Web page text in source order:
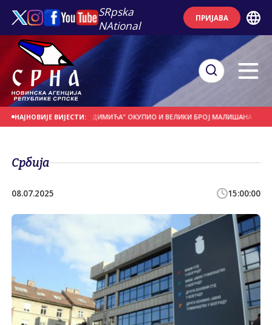
SRpska
NAtional
ПРИЈАВА
НАЈНОВИЈЕ ВИЈЕСТИ:
"ВИТЕЗОВИ ТВРДИМИЋА" ОКУПИО И ВЕЛИКИ БРОЈ МАЛИШАНА БИВШИ
Србија
08.07.2025 15:00:00